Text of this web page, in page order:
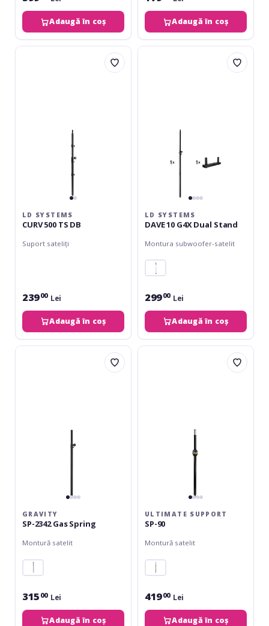
Adaugă în coș Adaugă în coș
LD
LD SYSTEMS
CURV 500 TS DB
Suport sateliți
23900 Lei
Adaugă în coș
LD
LD SYSTEMS
DAVE 10 G4X Dual Stand
Montura subwoofer-satelit
29900 Lei
Adaugă în coș
Gravity
GRAVITY
SP-2342 Gas Spring
Montură satelit
315 00 Lei
Adaugă în coș
Ultimate
ULTIMATE SUPPORT
SP-90
Montură satelit
41900 Lei
Adaugă în coș